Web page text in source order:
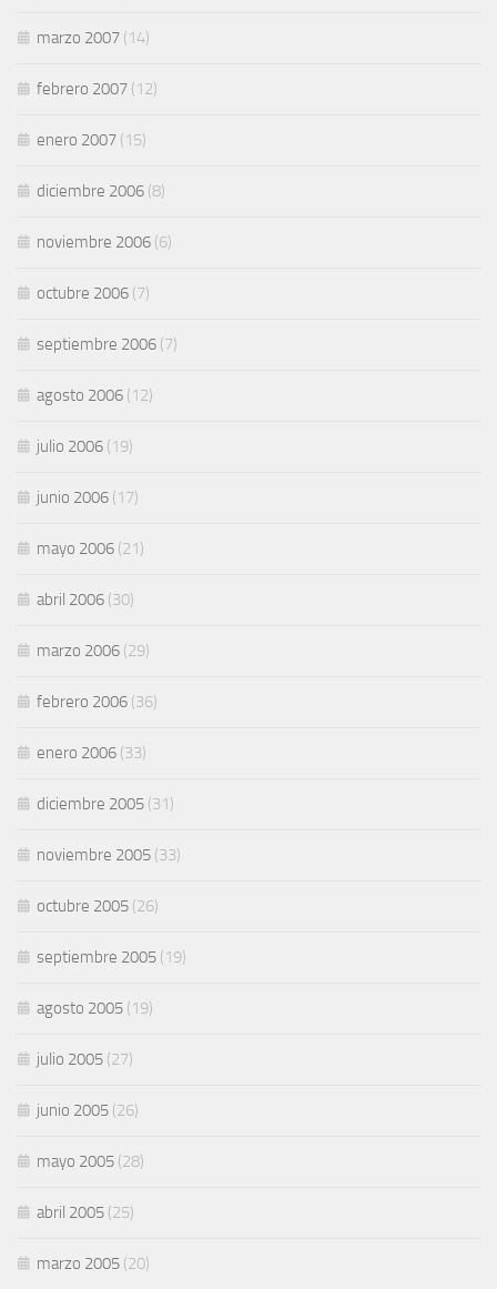
marzo 2007 (14)
febrero 2007 (12)
enero 2007 (15)
diciembre 2006 (8)
noviembre 2006 (6)
octubre 2006 (7)
septiembre 2006 (7)
agosto 2006 (12)
julio 2006 (19)
junio 2006 (17)
mayo 2006 (21)
abril 2006 (30)
marzo 2006 (29)
febrero 2006 (36)
enero 2006 (33)
diciembre 2005 (31)
noviembre 2005 (33)
octubre 2005 (26)
septiembre 2005 (19)
agosto 2005 (19)
julio 2005 (27)
junio 2005 (26)
mayo 2005 (28)
abril 2005 (25)
marzo 2005 (20)